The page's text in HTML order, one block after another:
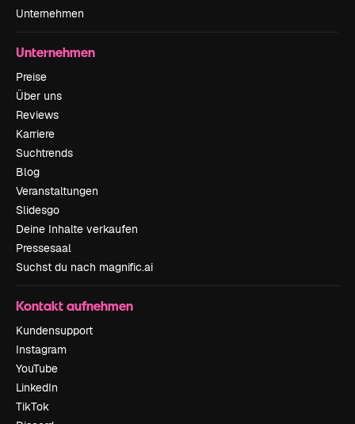
Unternehmen
Unternehmen
Preise
Über uns
Reviews
Karriere
Suchtrends
Blog
Veranstaltungen
Slidesgo
Deine Inhalte verkaufen
Pressesaal
Suchst du nach magnific.ai
Kontakt aufnehmen
Kundensupport
Instagram
YouTube
LinkedIn
TikTok